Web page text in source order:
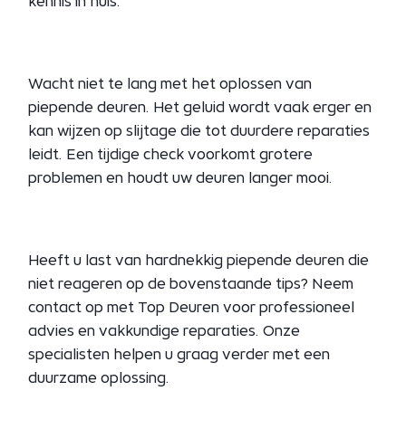
Wacht niet te lang met het oplossen van
piepende deuren. Het geluid wordt vaak erger en
kan wijzen op slijtage die tot duurdere reparaties
leidt. Een tijdige check voorkomt grotere
problemen en houdt uw deuren langer mooi.
Heeft u last van hardnekkig piepende deuren die
niet reageren op de bovenstaande tips? Neem
contact op met Top Deuren voor professioneel
advies en vakkundige reparaties. Onze
specialisten helpen u graag verder met een
duurzame oplossing.